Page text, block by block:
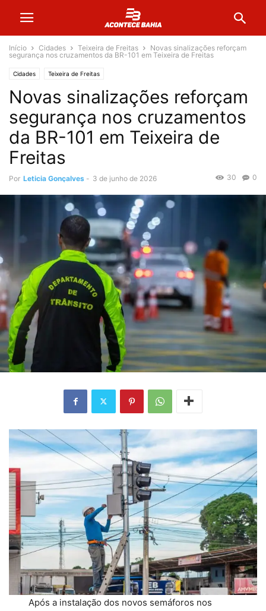
Início Cidades Teixeira de Freitas
Novas sinalizações reforçam
segurança nos cruzamentos da BR-101 em Teixeira de Freitas
Cidades Teixeira de Freitas
Novas sinalizações reforçam
segurança nos cruzamentos
da BR-101 em Teixeira de
Freitas
Por Leticia Gonçalves - 3 de junho de 2026 0
30
Após a instalação dos novos semáforos nos